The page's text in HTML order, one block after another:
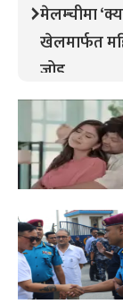
मेलम्चीमा
खेलमार्फत
जोड